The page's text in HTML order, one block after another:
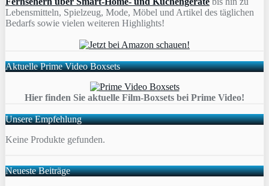
Lebensmitteln, Spielzeug, Mode, Möbel und Artikel des täglichen
Bedarfs sowie vielen weiteren Highlights!
Aktuelle Prime Video Boxsets
Hier finden Sie aktuelle Film-Boxsets bei Prime Video!
Unsere Empfehlung
Keine Produkte gefunden.
Neueste Beiträge